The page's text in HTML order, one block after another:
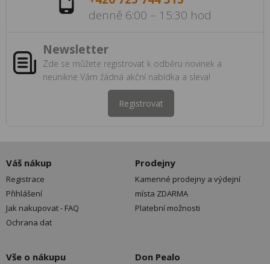
denně 6:00 – 15:30 hod
Newsletter
Zde se můžete registrovat k odběru novinek a
neunikne Vám žádná akční nabídka a sleva!
Registrovat
Váš nákup
Registrace
Přihlášení
Jak nakupovat - FAQ
Ochrana dat
Prodejny
Kamenné prodejny a výdejní
místa ZDARMA
Platební možnosti
Vše o nákupu Don Pealo